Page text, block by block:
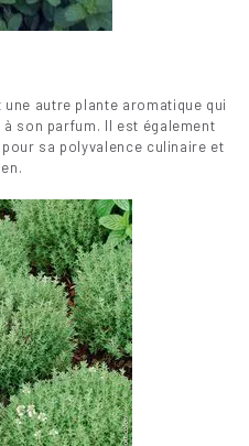
une autre plante aromatique qui
son parfum. Il est également
sa polyvalence culinaire et